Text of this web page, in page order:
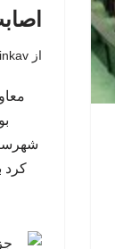
از
کرد